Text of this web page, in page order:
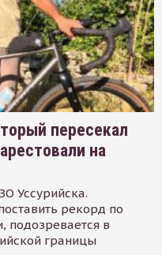
пересекал
на
Уссурийска.
рекорд по
подозревается в
границы